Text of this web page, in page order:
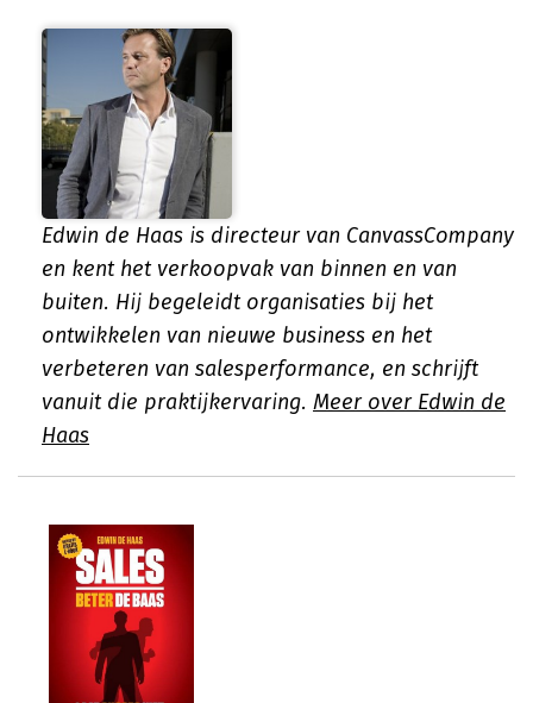
Edwin de Haas is directeur van CanvassCompany
en kent het verkoopvak van binnen en van
buiten. Hij begeleidt organisaties bij het
ontwikkelen van nieuwe business en het
verbeteren van salesperformance, en schrijft
vanuit die praktijkervaring. Meer over Edwin de
Haas